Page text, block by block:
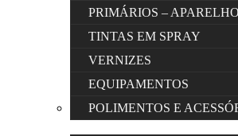
PRIMÁRIOS –
TINTAS EM SPRAY
VERNIZES
EQUIPAMENTOS
POLIMENTOS E